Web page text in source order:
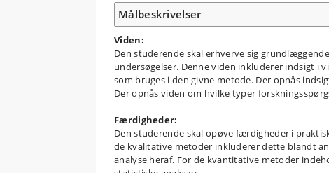
Målbeskrivelser
Viden:
Den studerende skal erhverve sig
undersøgelser. Denne viden inkluderer indsigt
som bruges i den givne metode. Der opnås
Der opnås viden om hvilke typer
Færdigheder:
Den studerende skal opøve færdigheder i
de kvalitative metoder inkluderer dette blandt
analyse heraf. For de kvantitative metoder